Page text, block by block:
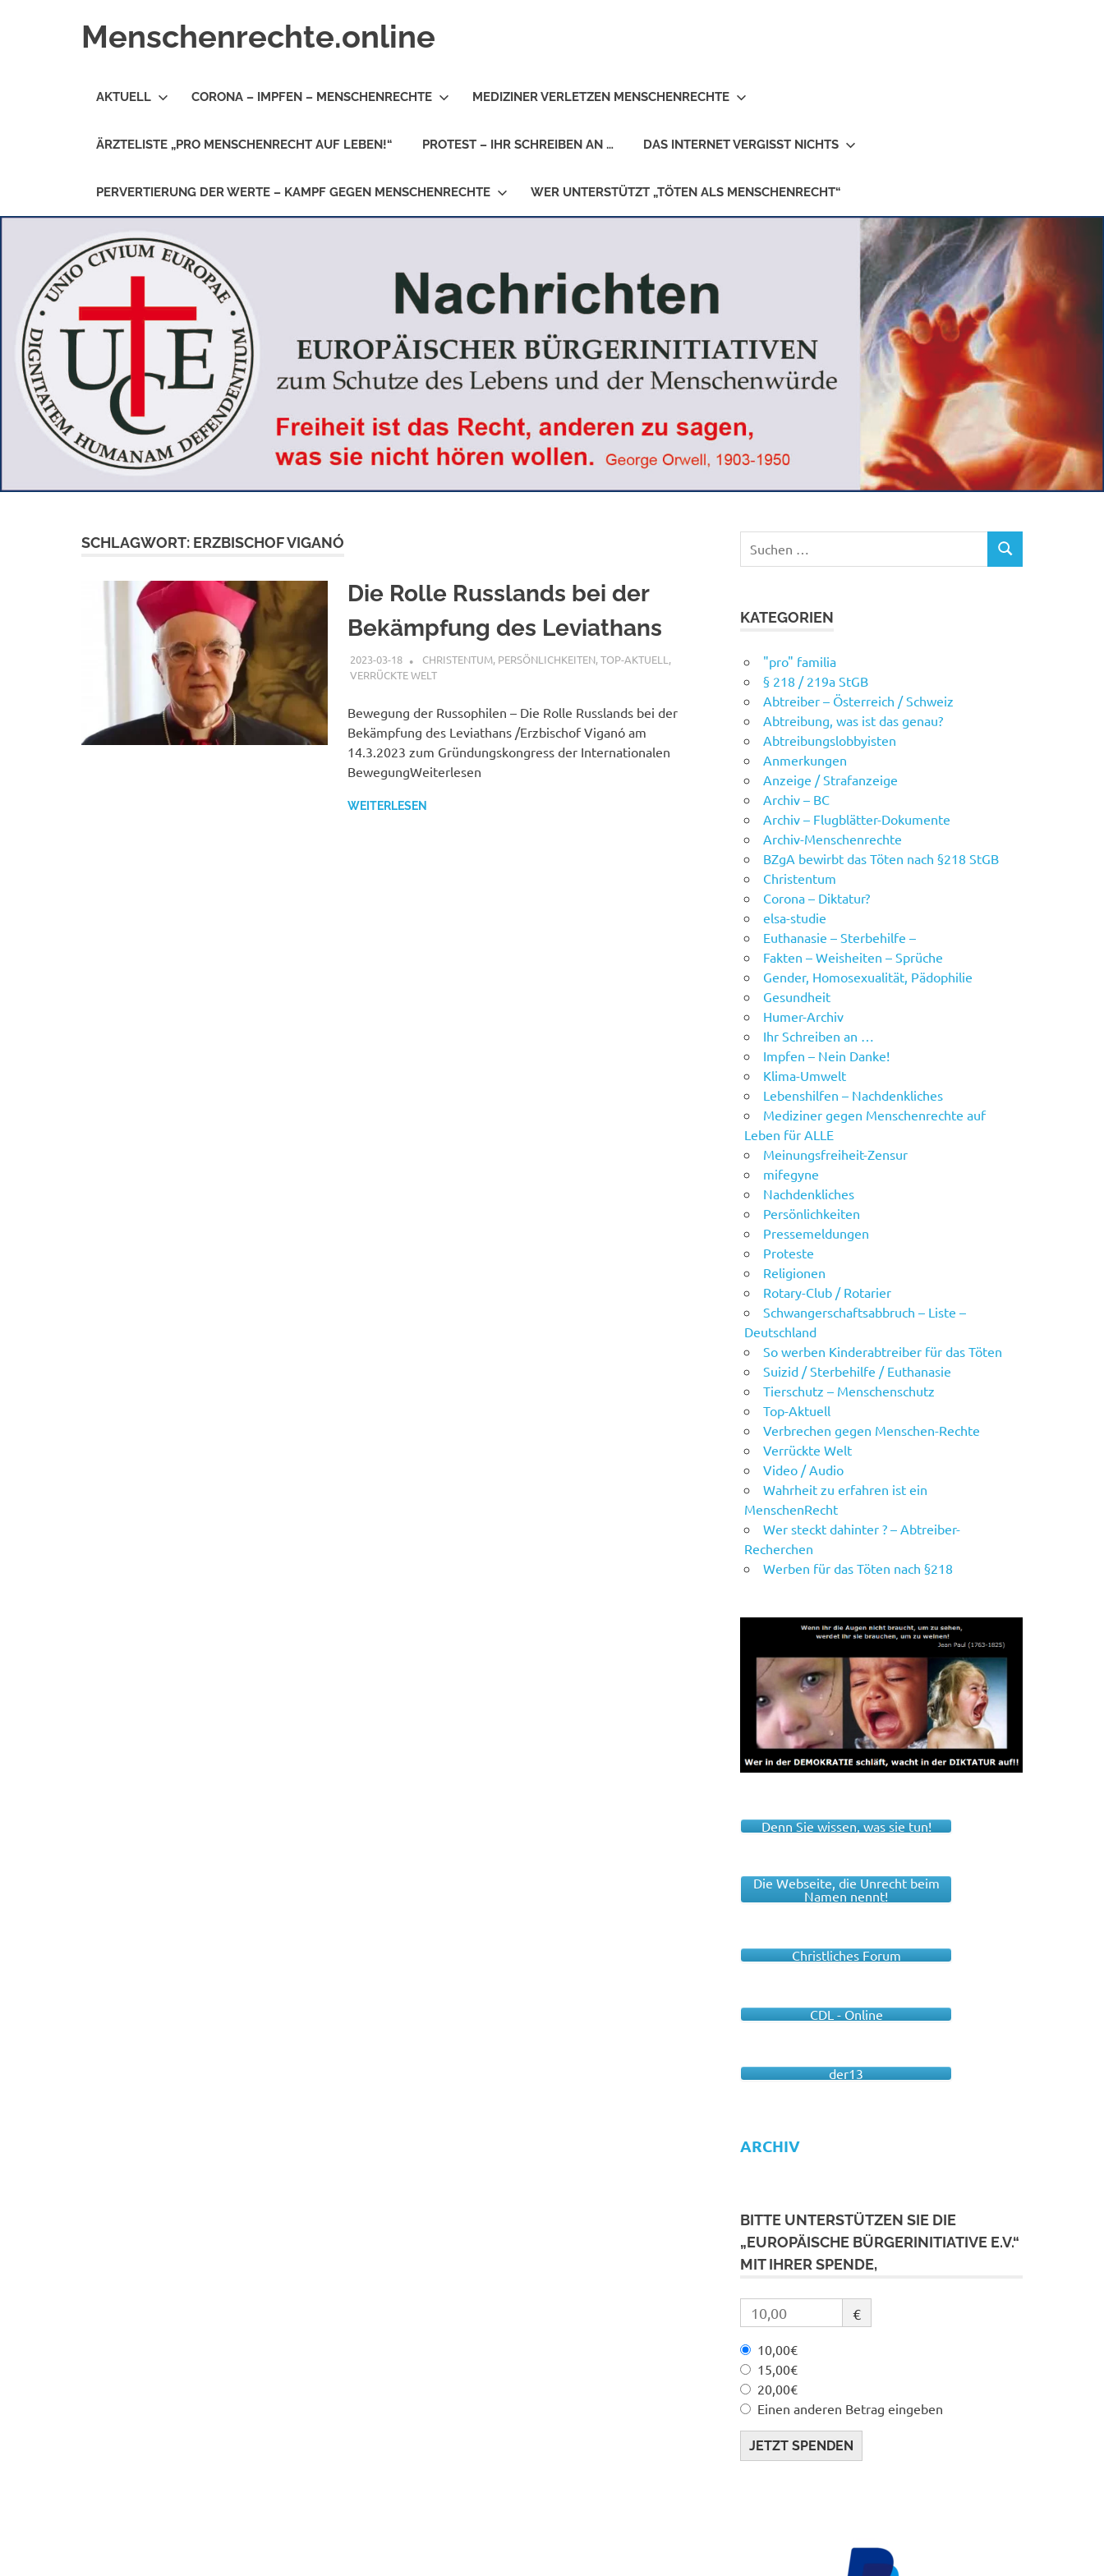
Menschenrechte.online
alle
Geborene
AKTUELL CORONA – IMPFEN – MENSCHENRECHTE MEDIZINER VERLETZEN MENSCHENRECHTE
ÄRZTELISTE „PRO MENSCHENRECHT AUF LEBEN!“ PROTEST – IHR SCHREIBEN AN … DAS INTERNET VERGISST NICHTS
PERVERTIERUNG DER WERTE – KAMPF GEGEN MENSCHENRECHTE WER UNTERSTÜTZT „TÖTEN ALS MENSCHENRECHT“
SCHLAGWORT: ERZBISCHOF VIGANÓ
Die Rolle Russlands bei der
Bekämpfung des Leviathans
2023-03-18 XX
CHRISTENTUM, PERSÖNLICHKEITEN,TOP-AKTUELL ,
VERRÜCKTE WELT
Bewegung der Russophilen – Die Rolle Russlands bei der
Bekämpfung des Leviathans /Erzbischof Viganó am
14.3.2023 zum Gründungskongress der Internationalen
BewegungWeiterlesen
WEITERLESEN
Suchen
SUCHEN
KATEGORIEN
"pro" familia
§ 218 / 219a StGB
Abtreiber – Österreich / Schweiz
Abtreibung, was ist das genau?
Abtreibungslobbyisten
Anmerkungen
Anzeige / Strafanzeige
Archiv – BC
Archiv – Flugblätter-Dokumente
Archiv-Menschenrechte
BZgA bewirbt das Töten nach §218 StGB
Christentum
Corona – Diktatur?
elsa-studie
Euthanasie – Sterbehilfe –
Fakten – Weisheiten – Sprüche
Gender, Homosexualität, Pädophilie
Gesundheit
Humer-Archiv
Ihr Schreiben an …
Impfen – Nein Danke!
Klima-Umwelt
Lebenshilfen – Nachdenkliches
Mediziner gegen Menschenrechte auf
Leben für ALLE
Meinungsfreiheit-Zensur
mifegyne
Nachdenkliches
Persönlichkeiten
Pressemeldungen
Proteste
Religionen
Rotary-Club / Rotarier
Schwangerschaftsabbruch – Liste –
Deutschland
So werben Kinderabtreiber für das Töten
Suizid / Sterbehilfe / Euthanasie
Tierschutz – Menschenschutz
Top-Aktuell
Verbrechen gegen Menschen-Rechte
Verrückte Welt
Video / Audio
Wahrheit zu erfahren ist ein
MenschenRecht
Wer steckt dahinter ? – Abtreiber-
Recherchen
Werben für das Töten nach §218
Denn Sie wissen, was sie tun!
Die Webseite, die Unrecht beim
Namen nennt!
Christliches Forum
CDL - Online
der13
ARCHIV
BITTE UNTERSTÜTZEN SIE DIE
„EUROPÄISCHE BÜRGERINITIATIVE E.V.“
MIT IHRER SPENDE,
€
10,00€
15,00€
20,00€
Einen anderen Betrag eingeben
JETZT SPENDEN